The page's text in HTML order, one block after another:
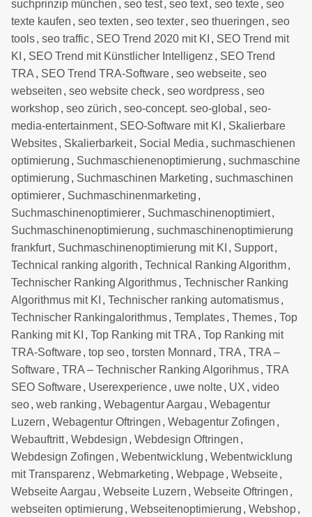
suchprinzip münchen , seo test, seo text, seo texte, seo
texte kaufen , seo texten , seo texter, seo thueringen , seo
tools, seo traffic, SEO Trend 2020 mit KI , SEO Trend mit
KI , SEO Trend mit Künstlicher Intelligenz , SEO Trend
TRA , SEO Trend TRA-Software, seo webseite, seo
webseiten , seo website check, seo wordpress, seo
workshop, seo zürich , seo-concept. seo-global , seo-
media-entertainment, SEO-Software mit KI , Skalierbare
Websites, Skalierbarkeit, Social Media , suchmaschienen
optimierung , Suchmaschienenoptimierung , suchmaschine
optimierung , Suchmaschinen Marketing , suchmaschinen
optimierer, Suchmaschinenmarketing ,
Suchmaschinenoptimierer, Suchmaschinenoptimiert,
Suchmaschinenoptimierung , suchmaschinenoptimierung
frankfurt, Suchmaschinenoptimierung mit KI , Support,
Technical ranking algorith , Technical Ranking Algorithm,
Technischer Ranking Algorithmus, Technischer Ranking
Algorithmus mit KI , Technischer ranking automatismus,
Technischer Rankingalorithmus, Templates, Themes, Top
Ranking mit KI , Top Ranking mit TRA , Top Ranking mit
TRA-Software, top seo, torsten Monnard , TRA , TRA –
Software, TRA – Technischer Ranking Algorihmus, TRA
SEO Software, Userexperience, uwe nolte, UX , video
seo, web ranking , Webagentur Aargau , Webagentur
Luzern , Webagentur Oftringen , Webagentur Zofingen ,
Webauftritt, Webdesign , Webdesign Oftringen ,
Webdesign Zofingen , Webentwicklung , Webentwicklung
mit Transparenz , Webmarketing , Webpage, Webseite,
Webseite Aargau , Webseite Luzern , Webseite Oftringen ,
webseiten optimierung , Webseitenoptimierung , Webshop,